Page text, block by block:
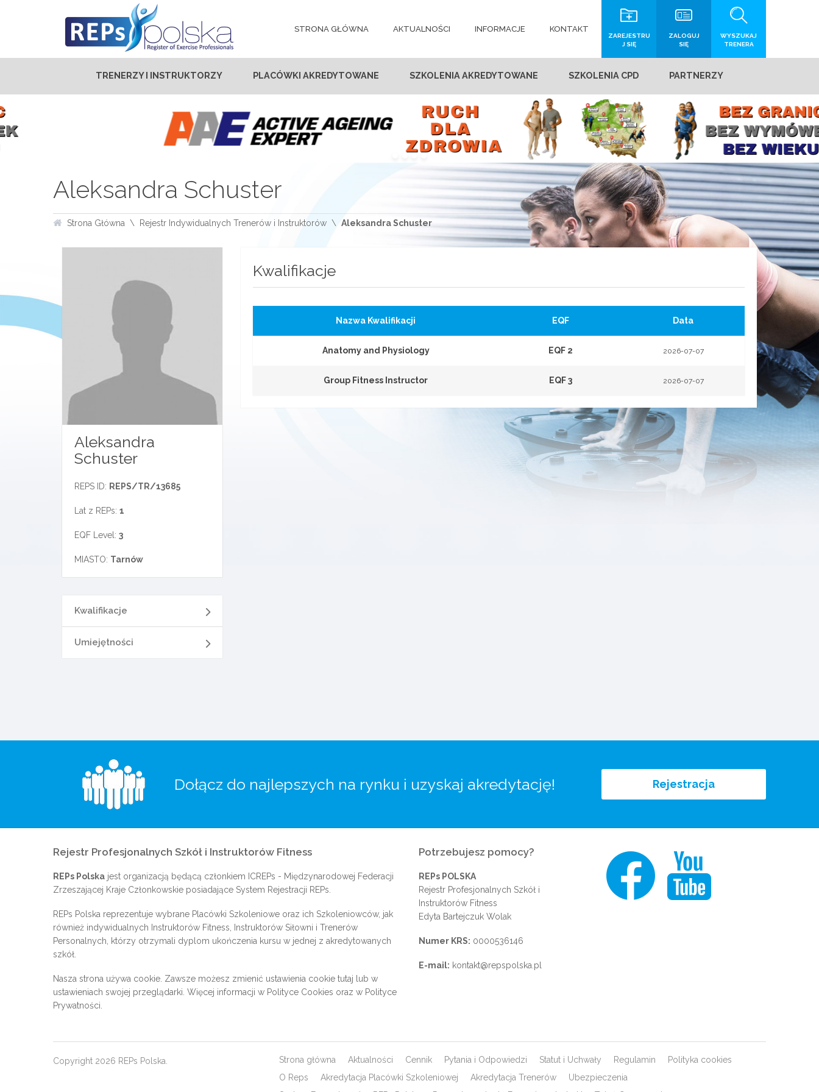
STRONA GŁÓWNA AKTUALNOŚCI INFORMACJE KONTAKT
WYSZUKAJ
TRENERA
ZALOGUJ
SIĘ
ZAREJESTRU
J SIĘ
TRENERZY I INSTRUKTORZY PLACÓWKI AKREDYTOWANE SZKOLENIA AKREDYTOWANE SZKOLENIA CPD PARTNERZY
Aleksandra Schuster
Strona Główna Rejestr Indywidualnych Trenerów i Instruktorów Aleksandra Schuster
Aleksandra
Schuster
REPS ID: REPS/TR/13685
Lat z REPs: 1
EQF Level: 3
MIASTO: Tarnów
Kwalifikacje
Umiejętności
Kwalifikacje
Nazwa Kwalifikacji EQF Data
Anatomy and Physiology EQF 2 2026-07-07
Group Fitness Instructor EQF 3 2026-07-07
Dołącz do najlepszych na rynku i uzyskaj akredytację! Rejestracja
Rejestr Profesjonalnych Szkół i Instruktorów Fitness
REPs Polska jest organizacją będącą członkiem ICREPs - Międzynarodowej Federacji
Zrzeszającej Kraje Członkowskie posiadające System Rejestracji REPs.
REPs Polska reprezentuje wybrane Placówki Szkoleniowe oraz ich Szkoleniowców, jak
również indywidualnych Instruktorów Fitness, Instruktorów Siłowni i Trenerów
Personalnych, którzy otrzymali dyplom ukończenia kursu w jednej z akredytowanych
szkół.
Nasza strona używa cookie. Zawsze możesz zmienić ustawienia cookie tutaj lub w
ustawieniach swojej przeglądarki. Więcej informacji w Polityce Cookies oraz w Polityce
Prywatności
Potrzebujesz pomocy?
REPs POLSKA
Rejestr Profesjonalnych Szkół i
Instruktorów Fitness
Edyta Bartejczuk Wolak
Numer KRS: 0000536146
E-mail: kontakt@repspolska.pl
Copyright 2026 REPs Polska. Strona główna Aktualności Cennik Pytania i Odpowiedzi Statut i Uchwały Regulamin
Polityka cookies
O Reps
Akredytacja Placówki Szkoleniowej Akredytacja Trenerów
Ubezpieczenia